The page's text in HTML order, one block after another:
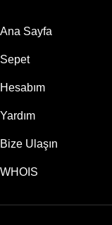
Ana Sayfa
Sepet
Hesabım
Yardım
Bize Ulaşın
WHOIS